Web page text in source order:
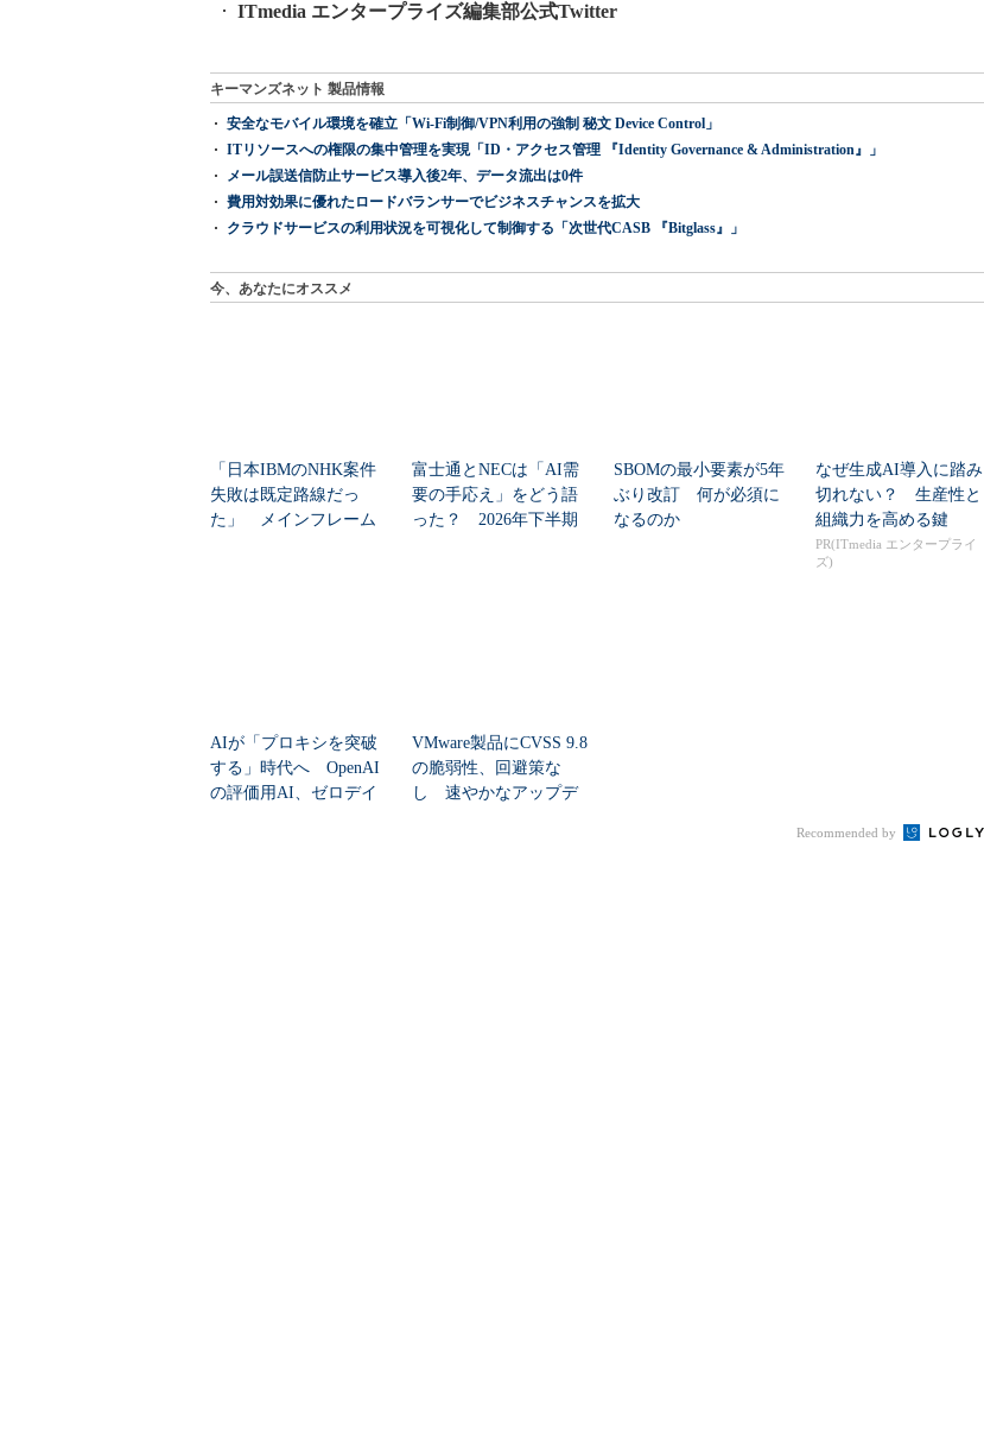
ITmedia エンタープライズ編集部公式Twitter
キーマンズネット 製品情報
安全なモバイル環境を確立「Wi-Fi制御/VPN利用の強制 秘文 Device Control」
ITリソースへの権限の集中管理を実現「ID・アクセス管理 『Identity Governance & Administration』」
メール誤送信防止サービス導入後2年、データ流出は0件
費用対効果に優れたロードバランサーでビジネスチャンスを拡大
クラウドサービスの利用状況を可視化して制御する「次世代CASB 『Bitglass』」
今、あなたにオススメ
「日本IBMのNHK案件
失敗は既定路線だっ
た」 メインフレーム
富士通とNECは「AI需
要の手応え」をどう語
った？ 2026年下半期
SBOMの最小要素が5年
ぶり改訂 何が必須に
なるのか
なぜ生成AI導入に踏み
切れない？ 生産性と
組織力を高める鍵
PR(ITmedia エンタープライ
ズ)
AIが「プロキシを突破
する」時代へ OpenAI
の評価用AI、ゼロデイ
VMware製品にCVSS 9.8
の脆弱性、回避策な
し 速やかなアップデ
Recommended by